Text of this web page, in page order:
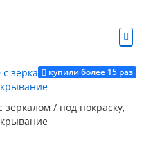
купили более 15 раз
/ под покраску,